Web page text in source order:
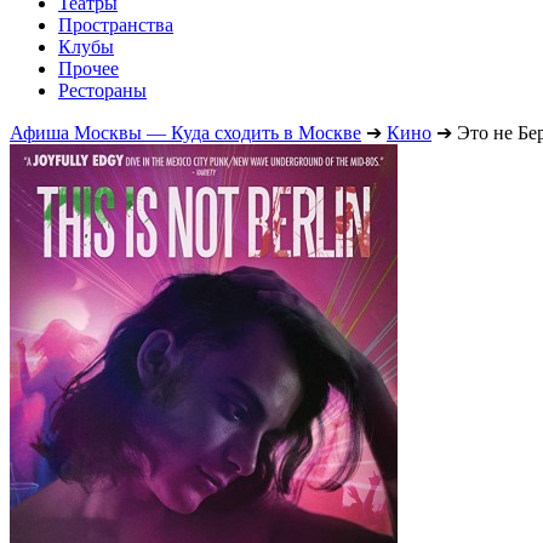
Пространства
Клубы
Прочее
Рестораны
Афиша Москвы — Куда сходить в Москве ➔ Кино ➔ Это не